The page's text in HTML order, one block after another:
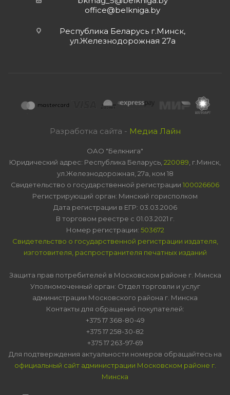
office@belkniga.by
Республика Беларусь г.Минск,
ул.Железнодорожная 27а
Разработка сайта - Медиа Лайн
ОАО "Белкнига"
Юридический адрес: Республика Беларусь, 220089, г.Минск,
ул.Железнодорожная, 27а, ком 18
Свидетельство о государственной регистрации 100026606
Регистрирующий орган: Минский горисполком
Дата регистрации в ЕГР: 03.03.2006
В торговом реестре с 01.03.2021 г.
Номер регистрации: 503672
Свидетельство о государственной регистрации издателя,
изготовителя, распространителя печатных изданий
Защита прав потребителей в Московском районе г. Минска
Уполномоченный орган: Отдел торговли и услуг
администрации Московского района г. Минска
Контакты для обращений покупателей:
+375 17 368-80-49
+375 17 258-30-82
+375 17 263-97-69
Для подтверждения актуальности номеров обращайтесь на
официальный сайт администрации Московском районе г.
Минска